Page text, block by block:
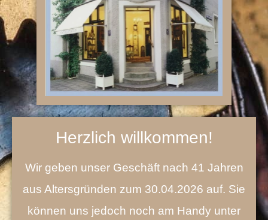
Herzlich willkommen!
Wir geben unser Geschäft nach 41 Jahren
aus Altersgründen zum 30.04.2026 auf. Sie
können uns jedoch noch am Handy unter